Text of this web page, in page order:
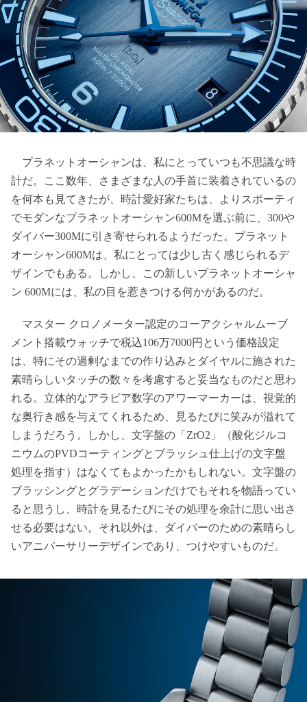
プラネットオーシャンは、私にとっていつも不思議な時
計だ。ここ数年、さまざまな人の手首に装着されているの
を何本も見てきたが、時計愛好家たちは、よりスポーティ
でモダンなプラネットオーシャン600Mを選ぶ前に、300や
ダイバー300Mに引き寄せられるようだった。プラネット
オーシャン600Mは、私にとっては少し古く感じられるデ
ザインでもある。しかし、この新しいプラネットオーシャ
ン 600Mには、私の目を惹きつける何かがあるのだ。
マスター クロノメーター認定のコーアクシャルムーブ
メント搭載ウォッチで税込106万7000円という価格設定
は、特にその過剰なまでの作り込みとダイヤルに施された
素晴らしいタッチの数々を考慮すると妥当なものだと思わ
れる。立体的なアラビア数字のアワーマーカーは、視覚的
な奥行き感を与えてくれるため、見るたびに笑みが溢れて
しまうだろう。しかし、文字盤の「ZrO2」（酸化ジルコ
ニウムのPVDコーティングとブラッシュ仕上げの文字盤
処理を指す）はなくてもよかったかもしれない。文字盤の
ブラッシングとグラデーションだけでもそれを物語ってい
ると思うし、時計を見るたびにその処理を余計に思い出さ
せる必要はない。それ以外は、ダイバーのための素晴らし
いアニバーサリーデザインであり、つけやすいものだ。